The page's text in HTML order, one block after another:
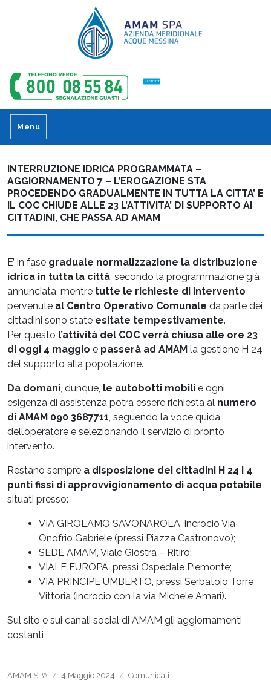
CONTATTI
Menu
INTERRUZIONE IDRICA PROGRAMMATA –
AGGIORNAMENTO 7 – L’EROGAZIONE STA
PROCEDENDO GRADUALMENTE IN TUTTA LA CITTA’ E
IL COC CHIUDE ALLE 23 L’ATTIVITA’ DI SUPPORTO AI
CITTADINI, CHE PASSA AD AMAM
E’ in fase graduale normalizzazione la distribuzione
idrica in tutta la città , secondo la programmazione già
annunciata, mentre tutte le richieste di intervento
pervenute al Centro Operativo Comunale da parte dei
cittadini sono state esitate tempestivamente.
Per questo l’attività del COC verrà chiusa alle ore 23
di oggi 4 maggio e passerà ad AMAM la gestione H 24
del supporto alla popolazione.
Da domani , dunque, le autobotti mobili e ogni
esigenza di assistenza potrà essere richiesta al numero
di AMAM 090 3687711 , seguendo la voce quida
dell’operatore e selezionando il servizio di pronto
intervento.
Restano sempre a disposizione dei cittadini H 24 i 4
punti fissi di approvvigionamento di acqua potabile
situati presso:
VIA GIROLAMO SAVONAROLA, incrocio Via
Onofrio Gabriele (pressi Piazza Castronovo);
SEDE AMAM, Viale Giostra – Ritiro;
VIALE EUROPA, pressi Ospedale Piemonte;
VIA PRINCIPE UMBERTO, pressi Serbatoio Torre
Vittoria (incrocio con la via Michele Amari).
Sul sito e sui canali social di AMAM gli aggiornamenti
costanti
Autore
AMAM SPA
Pubblicato
4 Maggio 2024 Categorie
Comunicati